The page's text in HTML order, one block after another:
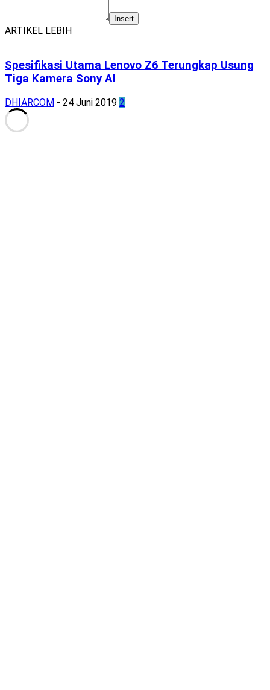
Insert
ARTIKEL LEBIH
Spesifikasi Utama Lenovo Z6 Terungkap Usung
Tiga Kamera Sony AI
DHIARCOM - 24 Juni 2019 2